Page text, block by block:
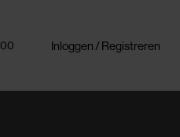
Inloggen / Registreren